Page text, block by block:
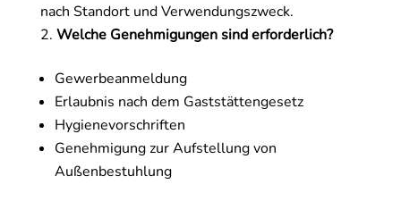
nach Standort und Verwendungszweck.
Welche Genehmigungen sind erforderlich?
Gewerbeanmeldung
Erlaubnis nach dem Gaststättengesetz
Hygienevorschriften
Genehmigung zur Aufstellung von
Außenbestuhlung